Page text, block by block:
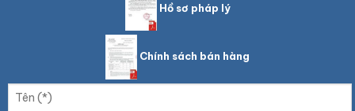
Hồ sơ pháp lý
Chính sách bán hàng